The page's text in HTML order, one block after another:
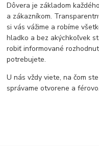
Dôvera je základom
a zákazníkom.
si vás vážime a robíme
hladko a bez akýchkoľvek
robiť informované
potrebujete.
U nás vždy viete, na čom
správame otvorene a férovo.